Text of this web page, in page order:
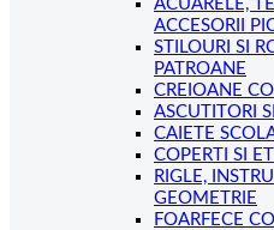
ACUARELE,
ACCESORII
STILOURI SI
PATROANE
CREIOANE
ASCUTITORI
CAIETE
COPERTI SI
RIGLE,
GEOMETRIE
FOARFECE